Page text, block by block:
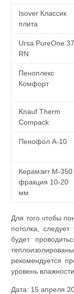
Isover Классик
плита
Ursa PureOne 37
RN
Пеноплекс
Комфорт
Knauf Therm
Compack
Пенофол А-10
Керамзит М-350
фракция 10-20
мм
Для того чтобы
потолка,
будет
рекомендуется
уровень
Дата: 15 апреля